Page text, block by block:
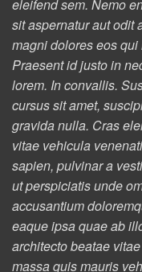
eleifend sem. Nemo
sit aspernatur aut odit
magni dolores eos
Praesent id justo in
lorem. In convallis.
cursus sit amet,
gravida nulla. Cras
vitae vehicula
sapien, pulvinar a
ut perspiciatis unde
accusantium
eaque ipsa quae ab
architecto beatae
massa quis mauris